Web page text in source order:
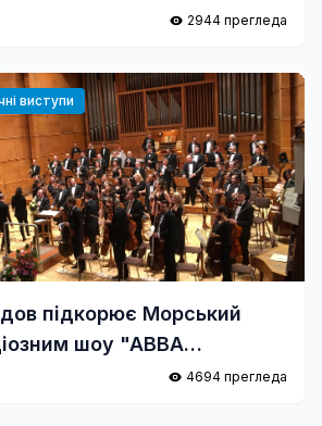
концертом
2944 прегледа
виступи
підкорює Морський
шоу "ABBA
4694 прегледа